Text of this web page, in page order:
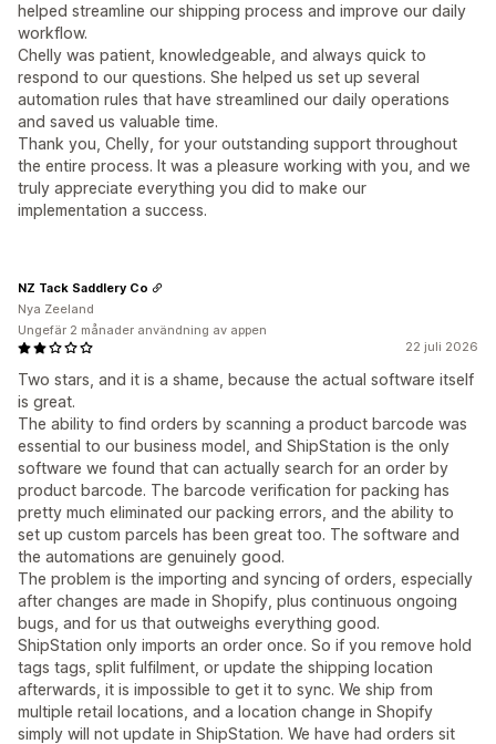
helped streamline our shipping process and improve our daily
workflow.
Chelly was patient, knowledgeable, and always quick to
respond to our questions. She helped us set up several
automation rules that have streamlined our daily operations
and saved us valuable time.
Thank you, Chelly, for your outstanding support throughout
the entire process. It was a pleasure working with you, and we
truly appreciate everything you did to make our
implementation a success.
22 juli 2026
Two stars, and it is a shame, because the actual software itself
is great.
The ability to find orders by scanning a product barcode was
essential to our business model, and ShipStation is the only
software we found that can actually search for an order by
product barcode. The barcode verification for packing has
pretty much eliminated our packing errors, and the ability to
set up custom parcels has been great too. The software and
the automations are genuinely good.
The problem is the importing and syncing of orders, especially
after changes are made in Shopify, plus continuous ongoing
bugs, and for us that outweighs everything good.
ShipStation only imports an order once. So if you remove hold
tags tags, split fulfilment, or update the shipping location
afterwards, it is impossible to get it to sync. We ship from
multiple retail locations, and a location change in Shopify
simply will not update in ShipStation. We have had orders sit
NZ Tack Saddlery Co
Nya Zeeland
Ungefär 2 månader användning av appen